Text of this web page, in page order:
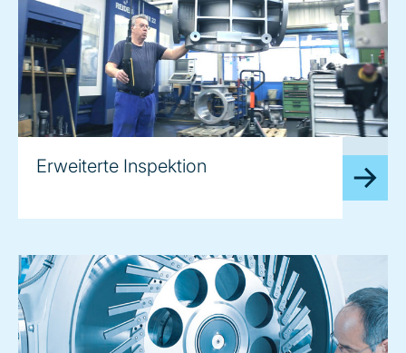
Erweiterte Inspektion